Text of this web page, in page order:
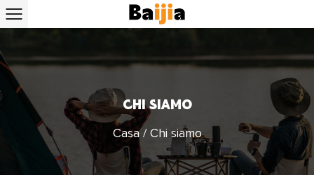
CHI SIAMO
Casa/ Chi siamo